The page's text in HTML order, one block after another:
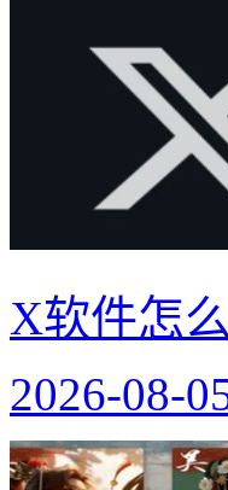
X软件怎
2026-08-